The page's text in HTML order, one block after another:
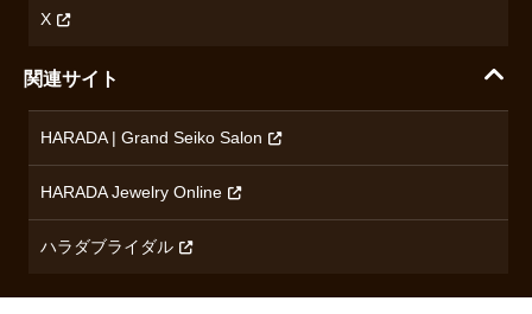
チューダー
ブランド一覧を見る
X
関連サイト
HARADA | Grand Seiko Salon
HARADA Jewelry Online
ハラダブライダル